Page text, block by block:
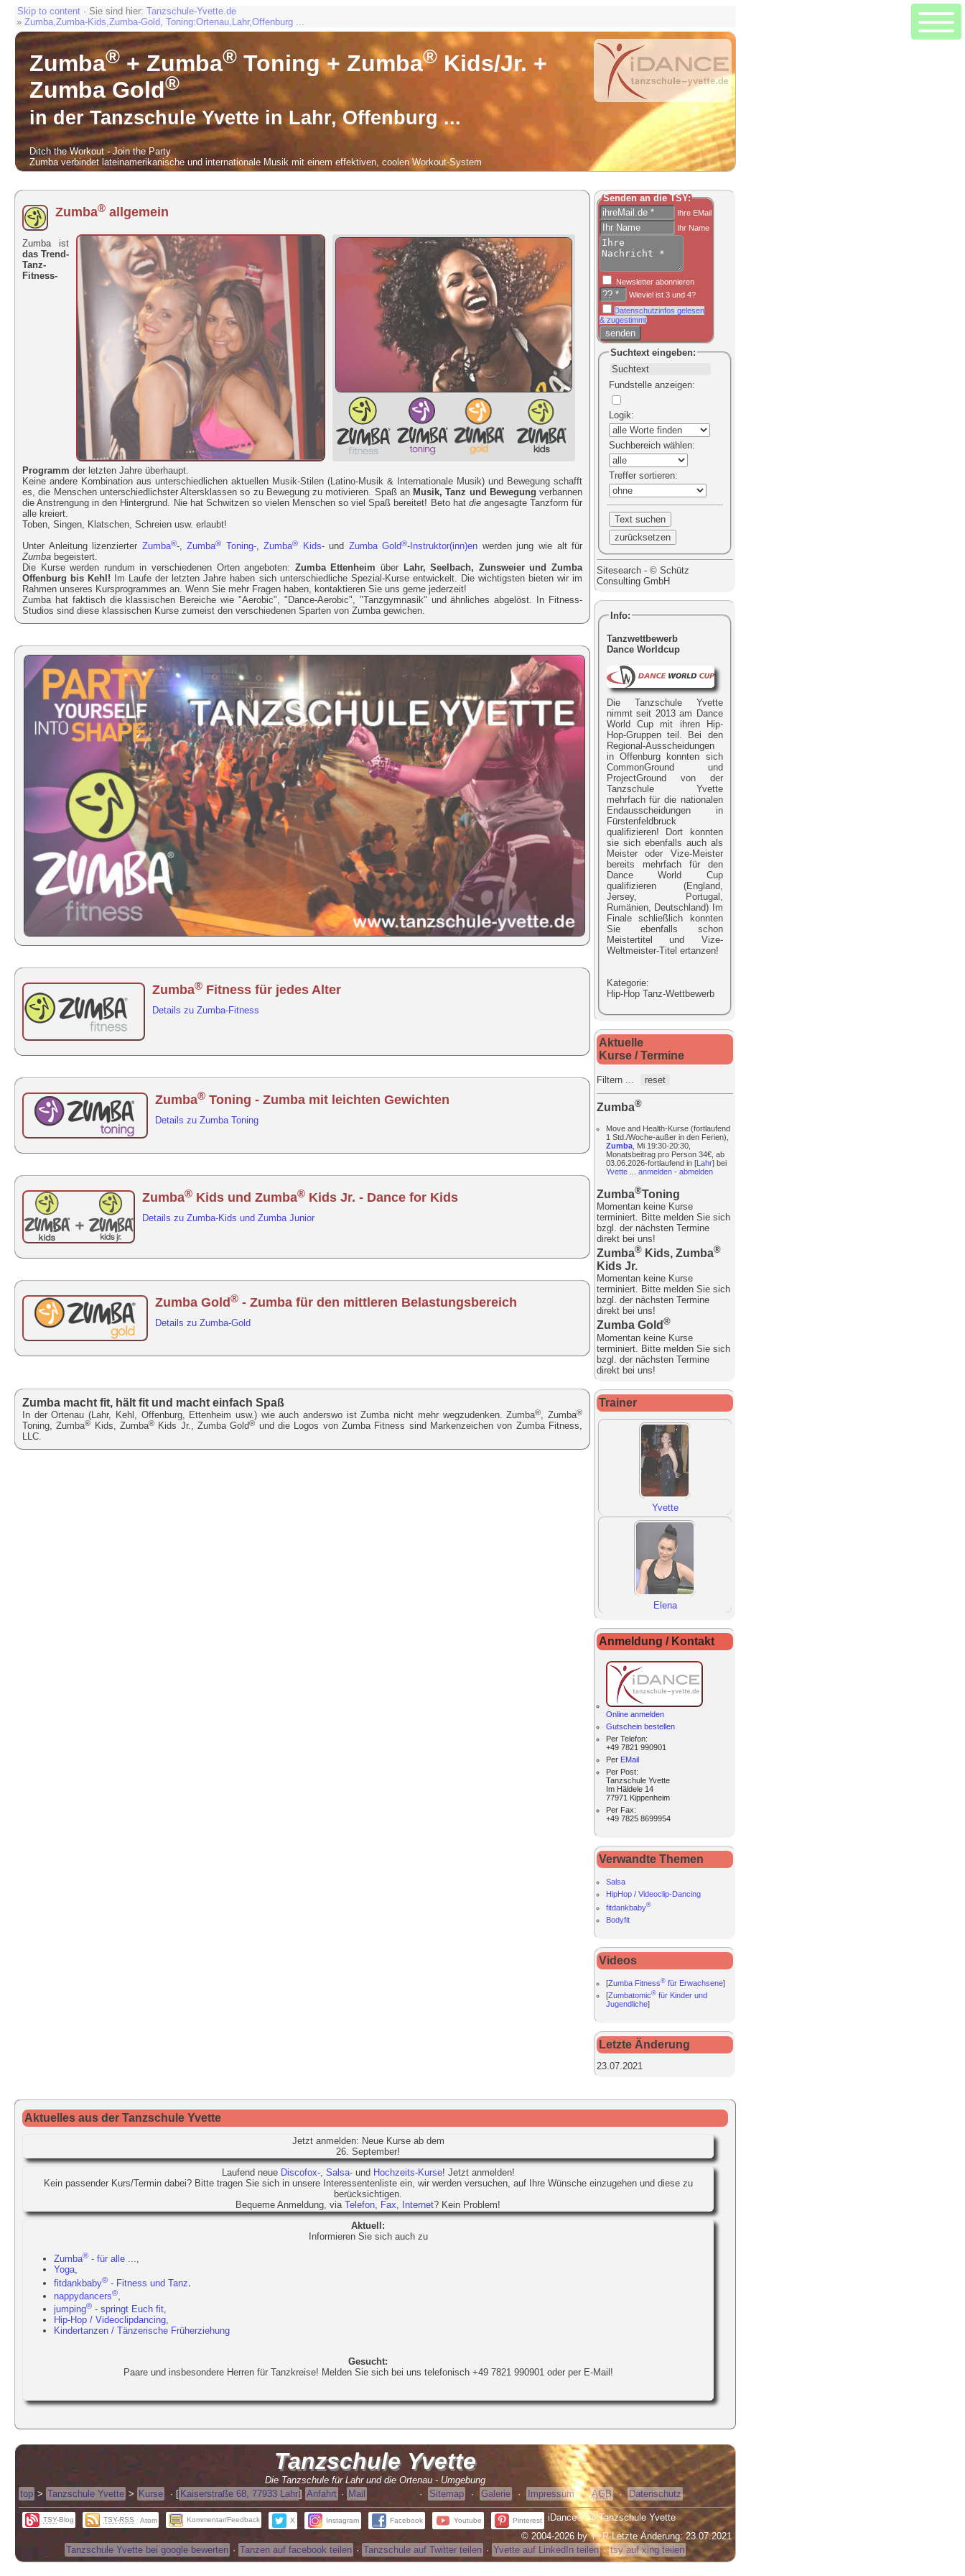
Skip to content · Sie sind hier: Tanzschule-Yvette.de
» Zumba,Zumba-Kids,Zumba-Gold, Toning:Ortenau,Lahr,Offenburg ...
Zumba®+ Zumba® Toning + Zumba® Kids/Jr. +
Zumba Gold®
in der Tanzschule Yvette in Lahr, Offenburg ...
Ditch the Workout - Join the Party
Zumba verbindet lateinamerikanische und internationale Musik mit einem effektiven, coolen Workout-System
Neue Tanzkurse beginnen in der Tanzschule Yvette in der Ortenau
Zumba® allgemein
Zumba ist
das Trend-
Tanz-
Fitness-
Programm der letzten Jahre überhaupt.
Keine andere Kombination aus unterschiedlichen aktuellen Musik-Stilen (Latino-Musik & Internationale Musik) und Bewegung schafft
es, die Menschen unterschiedlichster Altersklassen so zu Bewegung zu motivieren. Spaß an Musik, Tanz und Bewegung verbannen
die Anstrengung in den Hintergrund. Nie hat Schwitzen so vielen Menschen so viel Spaß bereitet! Beto hat dieangesagte Tanzform für
alle kreiert.
Toben, Singen, Klatschen, Schreien usw. erlaubt!
Unter Anleitung lizenzierter Zumba®-,Zumba® Toning-,Zumba® Kids- und Zumba Gold®- Instruktor(inn)en werden jung wie alt für
Zumba begeistert.
Die Kurse werden rundum in verschiedenen Orten angeboten: Zumba Ettenheim über Lahr, Seelbach, Zunsweier und Zumba
Offenburg bis Kehl! Im Laufe der letzten Jahre haben sich unterschiedliche Spezial-Kurse entwickelt. Die wichtigsten bieten wir im
Rahmen unseres Kursprogrammes an. Wenn Sie mehr Fragen haben, kontaktieren Sie uns gerne jederzeit!
Zumba hat faktisch die klassischen Bereiche wie "Aerobic", "Dance-Aerobic", "Tanzgymnasik" und ähnliches abgelöst. In Fitness-
Studios sind diese klassischen Kurse zumeist den verschiedenen Sparten von Zumba gewichen.
Zumba® Fitness für jedes Alter
Details zu Zumba-Fitness
Zumba® Toning - Zumba mit leichten Gewichten
Details zu Zumba Toning
Zumba® Kids und Zumba® Kids Jr. - Dance for Kids
Details zu Zumba-Kids und Zumba Junior
Zumba Gold® - Zumba für den mittleren Belastungsbereich
Details zu Zumba-Gold
Zumba macht fit, hält fit und macht einfach Spaß
In der Ortenau (Lahr, Kehl, Offenburg, Ettenheim usw.) wie auch anderswo ist Zumba nicht mehr wegzudenken. Zumba®, Zumba®
Toning, Zumba® Kids, Zumba® Kids Jr., Zumba Gold® und die Logos von Zumba Fitness sind Markenzeichen von Zumba Fitness,
LLC.
Senden an die TSY:
Ihre EMail
Ihr Name
Newsletter abonnieren
Wieviel ist 3 und 4?
Datenschutzinfos gelesen
& zugestimmt
Suchtexteingeben:
Fundstelle anzeigen:
Logik:
Suchbereichwählen:
Treffer sortieren:
Sitesearch - © Schütz
Consulting GmbH
Info:
Tanzwettbewerb
Dance Worldcup
Die Tanzschule Yvette
nimmt seit 2013 am Dance
World Cup mit ihren Hip-
Hop-Gruppen teil. Bei den
Regional-Ausscheidungen
in Offenburg konnten sich
CommonGround und
ProjectGround von der
Tanzschule Yvette
mehrfach für die nationalen
Endausscheidungen in
Fürstenfeldbruck
qualifizieren! Dort konnten
sie sich ebenfalls auch als
Meister oder Vize-Meister
bereits mehrfach für den
Dance World Cup
qualifizieren (England,
Jersey, Portugal,
Rumänien, Deutschland) Im
Finale schließlich konnten
Sie ebenfalls schon
Meistertitel und Vize-
Weltmeister-Titel ertanzen!
Kategorie:
Hip-Hop Tanz-Wettbewerb
Aktuelle
Kurse / Termine
Filtern ...
Zumba®
Move and Health-Kurse (fortlaufend
1 Std./Woche-außer in den Ferien),
Zumba , Mi 19:30-20:30,
Monatsbeitrag pro Person 34€, ab
03.06.2026-fortlaufend in [Lahr] bei
Yvette ...anmelden -abmelden
Zumba®Toning
Momentan keine Kurse
terminiert. Bitte melden Sie sich
bzgl. der nächsten Termine
direkt bei uns!
Zumba® Kids, Zumba®
Kids Jr.
Momentan keine Kurse
terminiert. Bitte melden Sie sich
bzgl. der nächsten Termine
direkt bei uns!
Zumba Gold ®
Momentan keine Kurse
terminiert. Bitte melden Sie sich
bzgl. der nächsten Termine
direkt bei uns!
Trainer
Yvette
Elena
Anmeldung / Kontakt
Online anmelden
Gutschein bestellen
PerTelefon:
+49 7821 990901
Per EMail
Per Post:
Tanzschule Yvette
Im Häldele 14
77971 Kippenheim
Per Fax:
+49 7825 8699954
Verwandte Themen
Salsa
HipHop / Videoclip-Dancing
fitdankbaby®
Bodyfit
Videos
[Zumba Fitness® für Erwachsene]
[Zumbatomic® für Kinder und
Jugendliche]
Letzte Änderung
23.07.2021
Aktuelles aus der Tanzschule Yvette
Jetzt anmelden: Neue Kurse ab dem
26. September!
Laufend neue Discofox-, Salsa-und Hochzeits-Kurse! Jetzt anmelden!
Kein passender Kurs/Termin dabei? Bitte tragen Sie sich in unsere Interessentenliste ein, wir werden versuchen, auf Ihre Wünsche einzugehen und diese zu
berücksichtigen.
Bequeme Anmeldung, via Telefon, Fax, Internet? Kein Problem!
Aktuell:
Informieren Sie sich auch zu
Zumba® - für alle ...,
Yoga,
fitdankbaby® - Fitness und Tanz,
nappydancers®,
jumping® - springt Euch fit,
Hip-Hop / Videoclipdancing,
Kindertanzen / Tänzerische Früherziehung
Gesucht:
Paare und insbesondere Herren für Tanzkreise! Melden Sie sich bei uns telefonisch +49 7821 990901 oder per E-Mail!
Tanzschule Yvette
Die Tanzschule für Lahr und die Ortenau - Umgebung
top > Tanzschule Yvette > Kurse · [ Kaiserstraße 68, 77933 Lahr] Anfahrt· Mail · Sitemap ·Galerie · Impressum·AGB· Datenschutz
TSY-Blog TSY-RSS Atom Kommentar/Feedback X Instagram Facebook Youtube Pinterest
iDance® @ Tanzschule Yvette
© 2004-2026 byY+R·Letzte Änderung: 23.07.2021
Tanzschule Yvette bei google bewerten · Tanzen auf facebook teilen · Tanzschule auf Twitter teilen · Yvette auf LinkedIn teilen·tsy auf xing teilen